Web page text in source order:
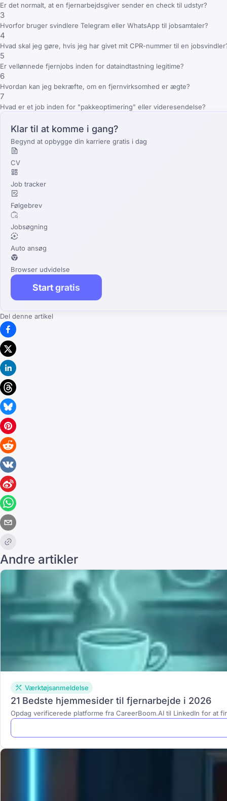
Er det normalt, at en fjernarbejdsgiver sender en check til udstyr?
3
Hvorfor bruger svindlere Telegram eller WhatsApp til jobsamtaler?
4
Hvad skal jeg gøre, hvis jeg har givet mit CPR-nummer til en
5
Er vellønnede fjernjobs inden for dataindtastning legitime?
6
Hvordan kan jeg bekræfte, om en fjernvirksomhed er ægte?
7
Hvad er et job inden for "pakkeoptimering" eller videresendelse?
Klar til at komme i gang?
Begynd at opbygge din karriere gratis i dag
CV
Job tracker
Følgebrev
Jobsøgning
Auto ansøg
Browser udvidelse
Start gratis
Del denne artikel
Andre artikler
Værktøjsanmeldelse
21 Bedste hjemmesider til fjernarbejde i 2026
Opdag verificerede platforme fra CareerBoom.AI til LinkedIn for at